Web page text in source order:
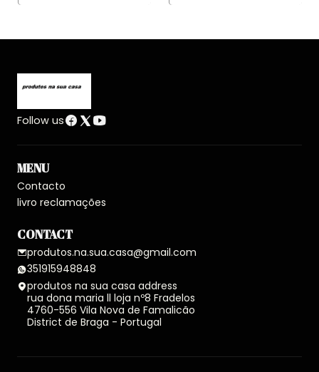
Follow us
MENU
Contacto
livro reclamações
CONTACT
produtos.na.sua.casa@gmail.com
351915948848
produtos na sua casa address
rua dona maria ll loja nº8 Fradelos
4760-556 Vila Nova de Famalicão
District de Braga - Portugal